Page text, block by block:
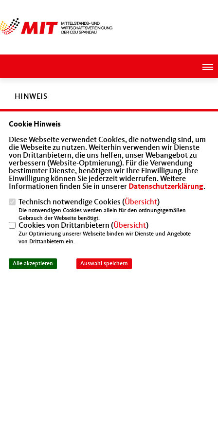
HINWEIS
Angebot nicht.
Stimme der Wirtschaft mit der sozialen Marktwirtschaft als
klares Leitbild
IMPRESSUM DATENSCHUTZ
Mittelstands- und Wirtschaftsunion Berlin
Cookie Hinweis
Diese Webseite verwendet Cookies, die notwendig sind, um
die Webseite zu nutzen. Weiterhin verwenden wir Dienste
von Drittanbietern, die uns helfen, unser Webangebot zu
verbessern (Website-Optmierung). Für die Verwendung
bestimmter Dienste, benötigen wir Ihre Einwilligung. Ihre
Einwilligung können Sie jederzeit widerrufen. Weitere
Informationen finden Sie in unserer Datenschutzerklärung.
Technisch notwendige Cookies (Übersicht)
Die notwendigen Cookies werden allein für den ordnungsgemäßen
Gebrauch der Webseite benötigt.
Cookies von Drittanbietern (Übersicht)
Zur Optimierung unserer Webseite binden wir Dienste und Angebote
von Drittanbietern ein.
Alle akzeptieren Auswahl speichern